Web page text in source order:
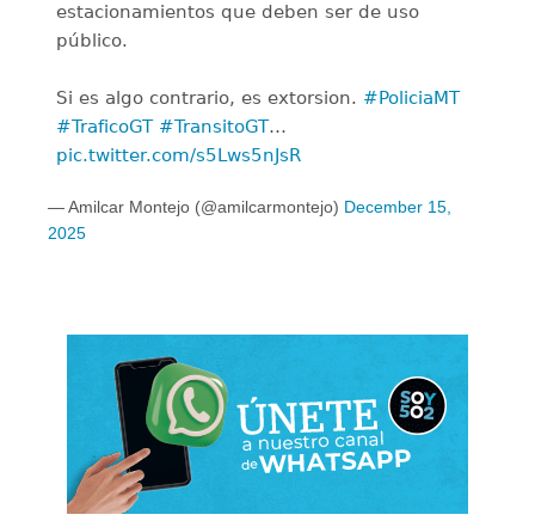
estacionamientos que deben ser de uso
público.
Si es algo contrario, es extorsion. #PoliciaMT
#TraficoGT #TransitoGT…
pic.twitter.com/s5Lws5nJsR
— Amilcar Montejo (@amilcarmontejo) December 15,
2025